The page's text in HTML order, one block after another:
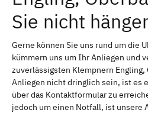
Sie nicht
Gerne können Sie uns rund um die
kümmern uns um Ihr Anliegen und
zuverlässigsten Klempnern
Anliegen nicht dringlich sein, ist es
über das Kontaktformular zu
jedoch um einen Notfall, ist unsere